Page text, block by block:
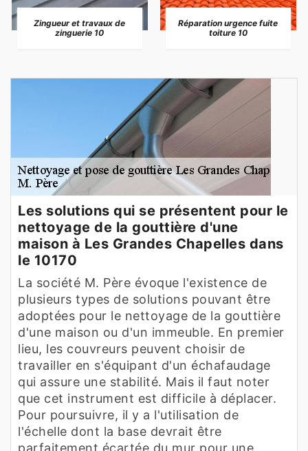
Zingueur et travaux de
zinguerie 10
Réparation urgence fuite
toiture 10
Les solutions qui se présentent pour le
nettoyage de la gouttière d'une
maison à Les Grandes Chapelles dans
le 10170
La société M. Père évoque l'existence de
plusieurs types de solutions pouvant être
adoptées pour le nettoyage de la gouttière
d'une maison ou d'un immeuble. En premier
lieu, les couvreurs peuvent choisir de
travailler en s'équipant d'un échafaudage
qui assure une stabilité. Mais il faut noter
que cet instrument est difficile à déplacer.
Pour poursuivre, il y a l'utilisation de
l'échelle dont la base devrait être
parfaitement écartée du mur pour une